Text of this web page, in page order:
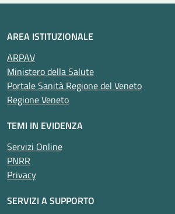
AREA ISTITUZIONALE
ARPAV
Ministero della Salute
Portale Sanità Regione del Veneto
Regione Veneto
TEMI IN EVIDENZA
Servizi Online
PNRR
Privacy
SERVIZI A SUPPORTO